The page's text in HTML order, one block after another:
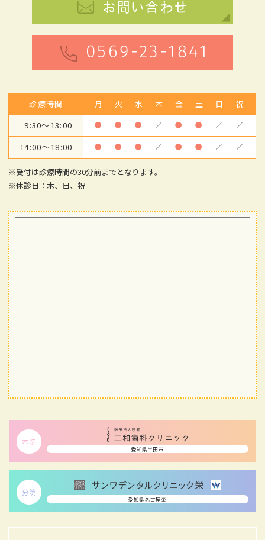
お問い合わせ
0569-23-1841
診療時間 月 火 水 木 金 土 日
祝
9:30～13:00
● ● ● ／ ● ● ／ ／
14:00～18:00 ● ● ● ／ ● ● ／ ／
※受付は診療時間の30分前までとなります。
※休診日：木、日、祝
本院
愛知県半田市
分院
愛知県名古屋栄